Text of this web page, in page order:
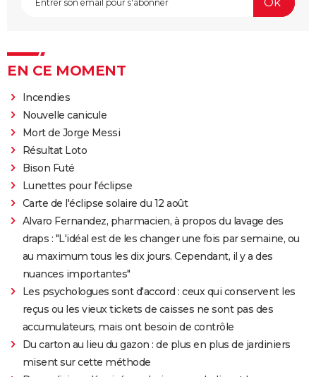
EN CE MOMENT
Incendies
Nouvelle canicule
Mort de Jorge Messi
Résultat Loto
Bison Futé
Lunettes pour l'éclipse
Carte de l'éclipse solaire du 12 août
Alvaro Fernandez, pharmacien, à propos du lavage des
draps : "L'idéal est de les changer une fois par semaine, ou
au maximum tous les dix jours. Cependant, il y a des
nuances importantes"
Les psychologues sont d'accord : ceux qui conservent les
reçus ou les vieux tickets de caisses ne sont pas des
accumulateurs, mais ont besoin de contrôle
Du carton au lieu du gazon : de plus en plus de jardiniers
misent sur cette méthode